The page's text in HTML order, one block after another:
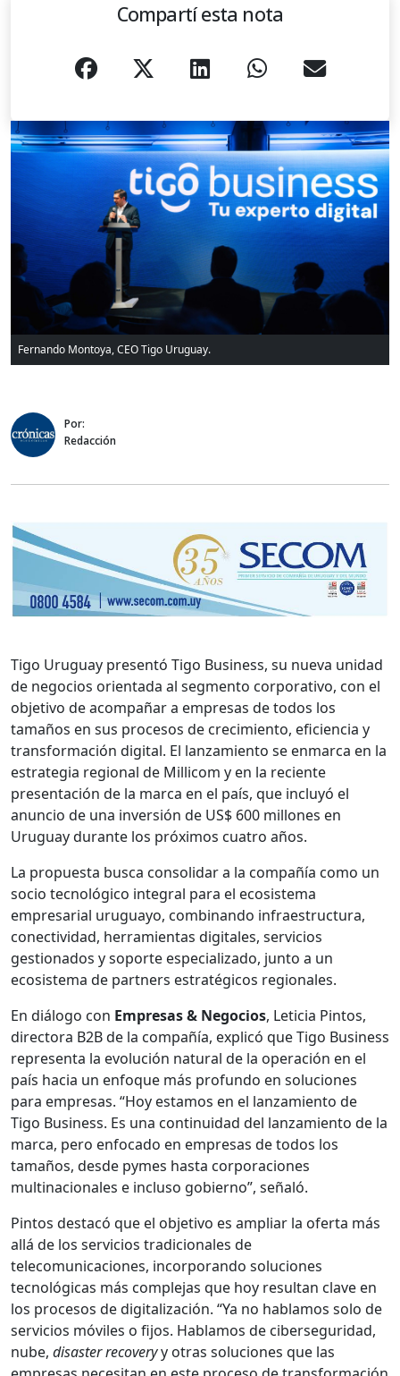
Compartí esta nota
⁠Fernando Montoya, CEO Tigo Uruguay.
Por:
Redacción
Tigo Uruguay presentó Tigo Business, su nueva unidad
de negocios orientada al segmento corporativo, con el
objetivo de acompañar a empresas de todos los
tamaños en sus procesos de crecimiento, eficiencia y
transformación digital. El lanzamiento se enmarca en la
estrategia regional de Millicom y en la reciente
presentación de la marca en el país, que incluyó el
anuncio de una inversión de US$ 600 millones en
Uruguay durante los próximos cuatro años.
La propuesta busca consolidar a la compañía como un
socio tecnológico integral para el ecosistema
empresarial uruguayo, combinando infraestructura,
conectividad, herramientas digitales, servicios
gestionados y soporte especializado, junto a un
ecosistema de partners estratégicos regionales.
En diálogo con Empresas & Negocios, Leticia Pintos,
directora B2B de la compañía, explicó que Tigo Business
representa la evolución natural de la operación en el
país hacia un enfoque más profundo en soluciones
para empresas. “Hoy estamos en el lanzamiento de
Tigo Business. Es una continuidad del lanzamiento de la
marca, pero enfocado en empresas de todos los
tamaños, desde pymes hasta corporaciones
multinacionales e incluso gobierno”, señaló.
Pintos destacó que el objetivo es ampliar la oferta más
allá de los servicios tradicionales de
telecomunicaciones, incorporando soluciones
tecnológicas más complejas que hoy resultan clave en
los procesos de digitalización. “Ya no hablamos solo de
servicios móviles o fijos. Hablamos de ciberseguridad,
nube, disaster recoveryy otras soluciones que las